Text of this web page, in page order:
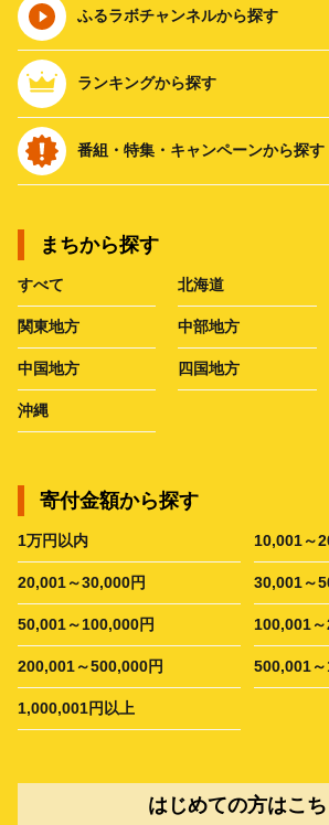
ふるラボチャンネルから探す
ランキングから探す
番組・特集・キャンペーンから探す
まちから探す
すべて 北海道
関東地方 中部地方
中国地方 四国地方
沖縄
寄付金額から探す
1万円以内 10,001～
20,001～30,000円 30,001～
50,001～100,000円 100,001
200,001～500,000円 500,001
1,000,001円以上
はじめての方はこち